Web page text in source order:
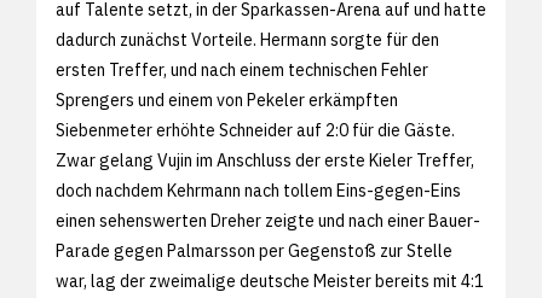
auf Talente setzt, in der Sparkassen-Arena auf und hatte
dadurch zunächst Vorteile. Hermann sorgte für den
ersten Treffer, und nach einem technischen Fehler
Sprengers und einem von Pekeler erkämpften
Siebenmeter erhöhte Schneider auf 2:0 für die Gäste.
Zwar gelang Vujin im Anschluss der erste Kieler Treffer,
doch nachdem Kehrmann nach tollem Eins-gegen-Eins
einen sehenswerten Dreher zeigte und nach einer Bauer-
Parade gegen Palmarsson per Gegenstoß zur Stelle
war, lag der zweimalige deutsche Meister bereits mit 4:1